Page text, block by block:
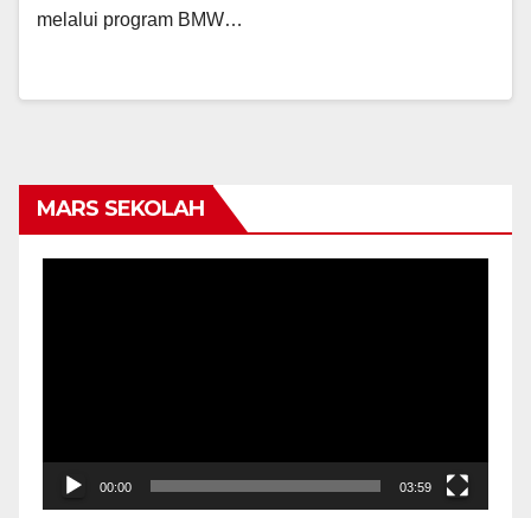
melalui program BMW…
MARS SEKOLAH
00:00 03:59